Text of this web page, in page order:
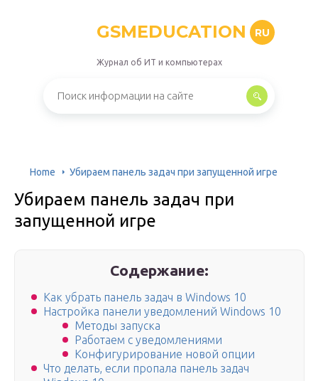
GSMEDUCATION RU
Журнал об ИТ и компьютерах
Home Убираем панель задач при запущенной игре
Убираем панель задач при
запущенной игре
Содержание:
Как убрать панель задач в Windows 10
Настройка панели уведомлений Windows 10
Методы запуска
Работаем с уведомлениями
Конфигурирование новой опции
Что делать, если пропала панель задач